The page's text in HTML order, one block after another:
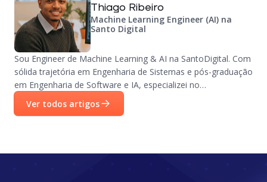
Thiago Ribeiro
Machine Learning Engineer (AI) na
Santo Digital
Sou Engineer de Machine Learning & AI na SantoDigital. Com
sólida trajetória em Engenharia de Sistemas e pós-graduação
em Engenharia de Software e IA, especializei no
desenvolvimento de arquiteturas de ponta, como Neural
Networks, LLMs e sistemas multi-agentes. Minha atuação é
Ver todos artigos